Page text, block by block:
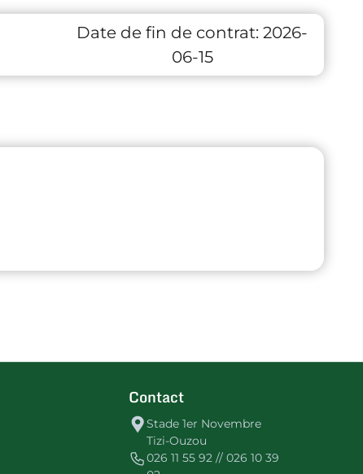
Date de fin de contrat: 2026-
06-15
Contact
Stade 1er Novembre
Tizi-Ouzou
026 11 55 92 // 026 10 39